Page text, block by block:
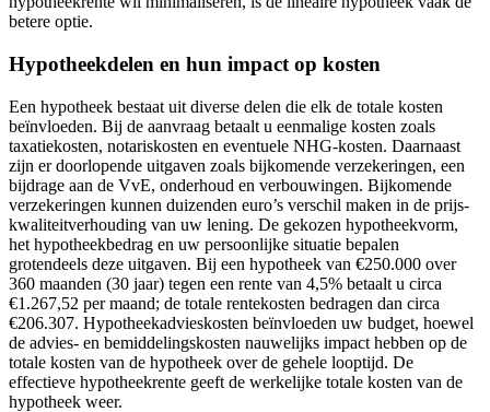
betere optie.
Hypotheekdelen en hun impact op kosten
Een hypotheek bestaat uit diverse delen die elk de totale kosten
beïnvloeden. Bij de aanvraag betaalt u eenmalige kosten zoals
taxatiekosten, notariskosten en eventuele NHG-kosten. Daarnaast
zijn er doorlopende uitgaven zoals bijkomende verzekeringen, een
bijdrage aan de VvE, onderhoud en verbouwingen. Bijkomende
verzekeringen kunnen duizenden euro’s verschil maken in de prijs-
kwaliteitverhouding van uw lening. De gekozen hypotheekvorm,
het hypotheekbedrag en uw persoonlijke situatie bepalen
grotendeels deze uitgaven. Bij een hypotheek van €250.000 over
360 maanden (30 jaar) tegen een rente van 4,5% betaalt u circa
€1.267,52 per maand; de totale rentekosten bedragen dan circa
€206.307. Hypotheekadvieskosten beïnvloeden uw budget, hoewel
de advies- en bemiddelingskosten nauwelijks impact hebben op de
totale kosten van de hypotheek over de gehele looptijd. De
effectieve hypotheekrente geeft de werkelijke totale kosten van de
hypotheek weer.